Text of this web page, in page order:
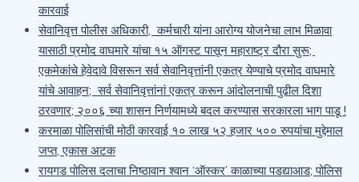
कारवाई
सेवानिवृत्त पोलीस अधिकारी, कर्मचारी यांना आरोग्य योजनेचा लाभ मिळावा
यासाठी प्रमोद वाघमारे यांचा १५ ऑगस्ट पासून महाराष्ट्र दौरा सुरू;
एकमेकांचे हेवेदावे विसरून सर्व सेवानिवृत्तांनी एकत्र येण्याचे प्रमोद वाघमारे
यांचे आवाहन; सर्व सेवानिवृत्तांनां एकत्र करून आंदोलनाची पुढील दिशा
ठरवणार; २००६ च्या शासन निर्णयामध्ये बदल करण्यास सरकारला भाग पाडू !
करमाळा पोलिसांची मोठी कारवाई १० लाख ५२ हजार ५०० रुपयांचा मुद्देमाल
जप्त, एकास अटक
रायगड पोलिस दलाचा निष्ठावान श्वान ‘ऑस्कर’ काळाच्या पडद्याआड; पोलिस